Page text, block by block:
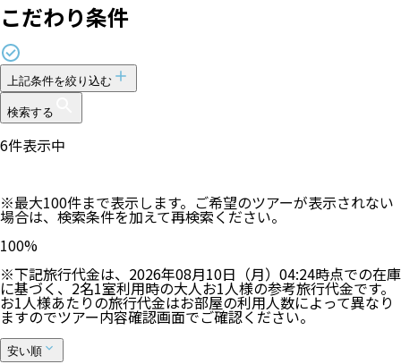
こだわり条件
上記条件を絞り込む
検索する
6件表示中
※最大100件まで表示します。ご希望のツアーが表示されない
場合は、検索条件を加えて再検索ください。
100%
※下記旅行代金は、 2026年08月10日（月）04:24時点での在庫
に基づく、2名1室利用時の大人お1人様の参考旅行代金です。
お1人様あたりの旅行代金はお部屋の利用人数によって異なり
ますのでツアー内容確認画面でご確認ください。
安い順